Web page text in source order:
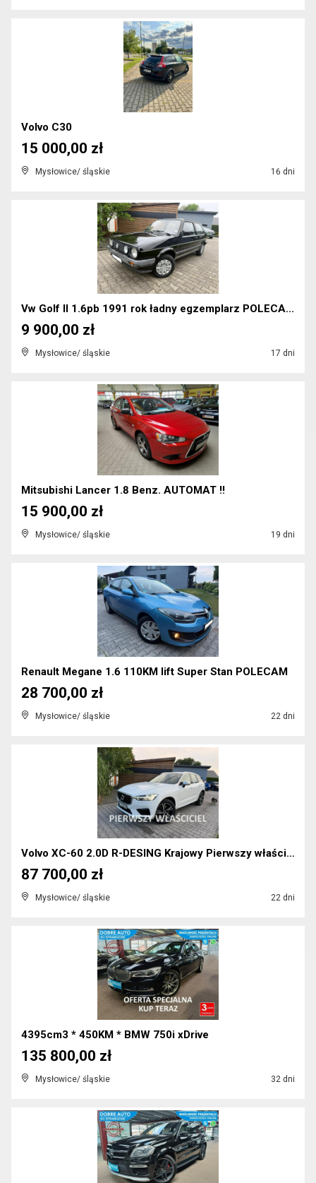
Volvo C30
Mysłowice/ śląskie 16 dni
15 000,00 zł
Vw Golf II 1.6pb 1991 rok ładny egzemplarz POLECA...
Mysłowice/ śląskie 17 dni
9 900,00 zł
Mitsubishi Lancer 1.8 Benz. AUTOMAT !!
Mysłowice/ śląskie 19 dni
15 900,00 zł
Renault Megane 1.6 110KM lift Super Stan POLECAM
Mysłowice/ śląskie 22 dni
28 700,00 zł
Volvo XC-60 2.0D R-DESING Krajowy Pierwszy właścic...
Mysłowice/ śląskie 22 dni
87 700,00 zł
4395cm3 * 450KM * BMW 750i xDrive
Mysłowice/ śląskie 32 dni
135 800,00 zł